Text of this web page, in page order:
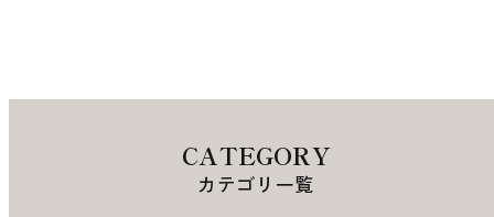
CATEGORY
カテゴリ一覧